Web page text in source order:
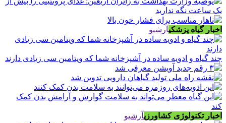
اخبار گیاه پزشکیآرشیو
چند گیاه و ادویه ساده در آشپزخانه شما که ویتامین سی زیادی دارند
اخبار تکنولوژی کشاورزیآرشیو